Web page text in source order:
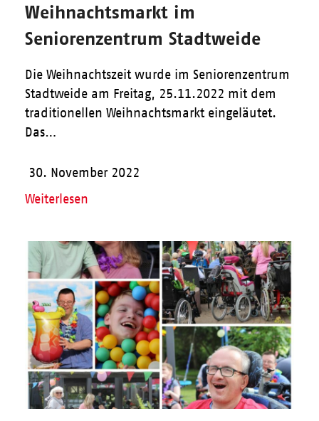
Weihnachtsmarkt im
Seniorenzentrum Stadtweide
Die Weihnachtszeit wurde im Seniorenzentrum
Stadtweide am Freitag, 25.11.2022 mit dem
traditionellen Weihnachtsmarkt eingeläutet.
Das…
30. November 2022
Weiterlesen